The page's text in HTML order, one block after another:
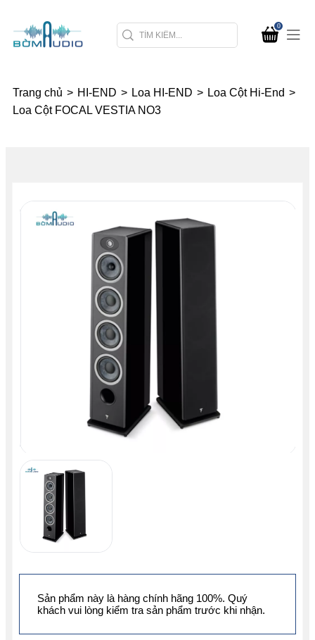
0
Trang chủ > HI-END > Loa HI-END > Loa Cột Hi-End >
Loa Cột FOCAL VESTIA NO3
Sản phẩm này là hàng chính hãng 100%. Quý
khách vui lòng kiểm tra sản phẩm trước khi nhận.